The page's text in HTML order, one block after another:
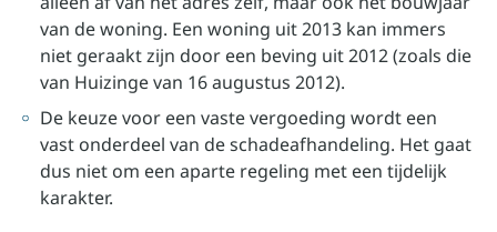
van de woning. Een woning uit 2013 kan immers
niet geraakt zijn door een beving uit 2012 (zoals die
van Huizinge van 16 augustus 2012).
De keuze voor een vaste vergoeding wordt een
vast onderdeel van de schadeafhandeling. Het gaat
dus niet om een aparte regeling met een tijdelijk
karakter.